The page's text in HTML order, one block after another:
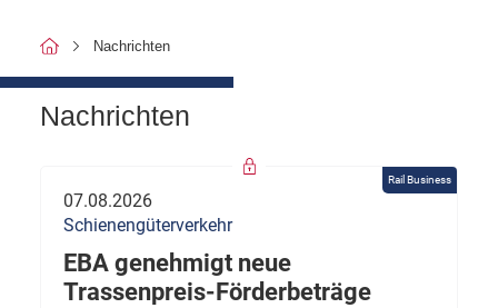
Nachrichten
Nachrichten
Rail Business
07.08.2026
Schienengüterverkehr
EBA genehmigt neue
Trassenpreis-Förderbeträge